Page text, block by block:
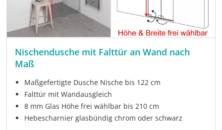
Nischendusche mit Falttür an Wand nach
Maß
Maßgefertigte Dusche Nische bis 122 cm
Falttür mit Wandausgleich
8 mm Glas Höhe frei wählbar bis 210 cm
Hebescharnier glasbündig chrom oder schwarz